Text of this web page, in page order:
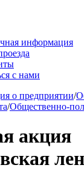
информация
с нами
о предприятии/
/Общественно-
акция